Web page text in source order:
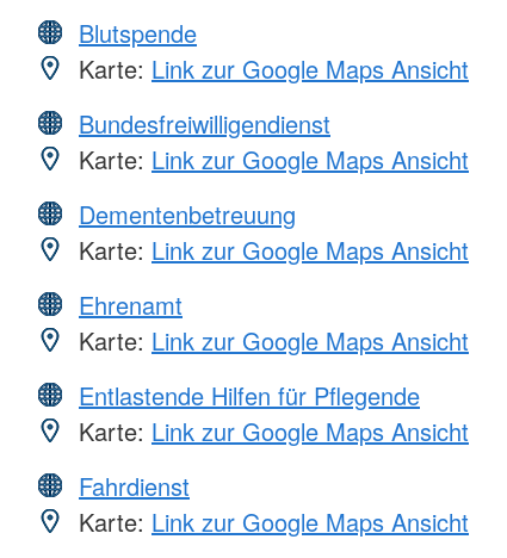
Blutspende
Karte: Link zur Google Maps Ansicht
Bundesfreiwilligendienst
Karte: Link zur Google Maps Ansicht
Dementenbetreuung
Karte: Link zur Google Maps Ansicht
Ehrenamt
Karte: Link zur Google Maps Ansicht
Entlastende Hilfen für Pflegende
Karte: Link zur Google Maps Ansicht
Fahrdienst
Karte: Link zur Google Maps Ansicht